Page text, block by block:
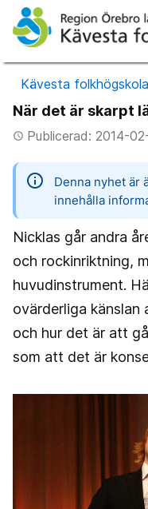
Kävesta folkhögskola
När det är skarpt
access_timePublicerad: 2014-
Denna nyhet är
innehålla
Nicklas går andra
och rockinriktning,
huvudinstrument.
ovärderliga känslan
och hur det är att
som att det är